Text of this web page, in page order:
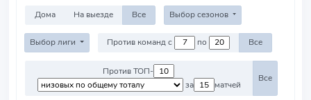
Дома На выезде Все Выбор сезонов
Выбор лиги Против команд с по Все
Против ТОП-
за
матчей
Все